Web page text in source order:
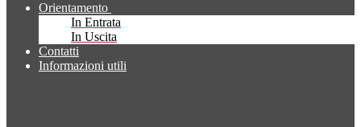
Orientamento
In Entrata
In Uscita
Contatti
Informazioni utili